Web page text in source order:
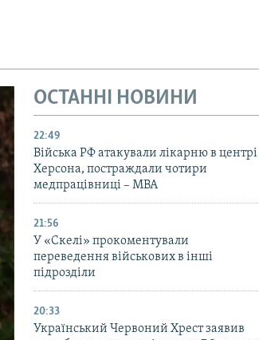
ОСТАННІ НОВИНИ
22:49
Війська РФ атакували лікарню в центрі
Херсона, постраждали чотири
медпрацівниці – МВА
21:56
У «Скелі» прокоментували
переведення військових в інші
підрозділи
20:33
Український Червоний Хрест заявив